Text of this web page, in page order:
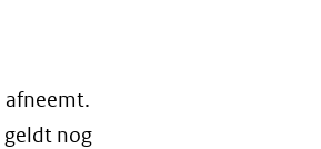
afneemt.
nog